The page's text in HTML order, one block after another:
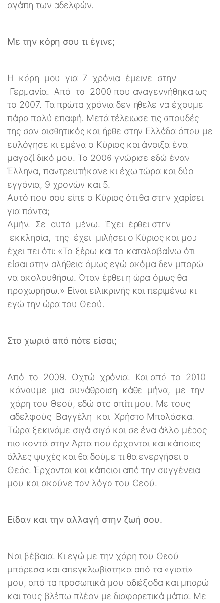
αγάπη των αδελφών.
Με την κόρη σου τι έγινε;
Η κόρη μου για 7 χρόνια έμεινε στην
Γερμανία. Από το 2000 που αναγεννήθηκα ως
το 2007. Τα πρώτα χρόνια δεν ήθελε να έχουμε
πάρα πολύ επαφή. Μετά τέλειωσε τις σπουδές
της σαν αισθητικός και ήρθε στην Ελλάδα όπου με
ευλόγησε κι εμένα ο Κύριος και άνοιξα ένα
μαγαζί δικό μου. Το 2006 γνώρισε εδώ έναν
Έλληνα, παντρευτήκανε κι έχω τώρα και δύο
εγγόνια, 9 χρονών και 5.
Αυτό που σου είπε ο Κύριος ότι θα στην χαρίσει
για πάντα;
Αμήν. Σε αυτό μένω. Έχει έρθει στην
εκκλησία, της έχει μιλήσει ο Κύριος και μου
έχει πει ότι: «Το ξέρω και το καταλαβαίνω ότι
είσαι στην αλήθεια όμως εγώ ακόμα δεν μπορώ
να ακολουθήσω. Όταν έρθει η ώρα όμως θα
προχωρήσω.» Είναι ειλικρινής και περιμένω κι
εγώ την ώρα του Θεού.
Στο χωριό από πότε είσαι;
Από το 2009. Οχτώ χρόνια. Και από το 2010
κάνουμε μια συνάθροιση κάθε μήνα, με την
χάρη του Θεού, εδώ στο σπίτι μου. Με τους
αδελφούς Βαγγέλη και Χρήστο Μπαλάσκα.
Τώρα ξεκινάμε σιγά σιγά και σε ένα άλλο μέρος
πιο κοντά στην Άρτα που έρχονται και κάποιες
άλλες ψυχές και θα δούμε τι θα ενεργήσει ο
Θεός. Έρχονται και κάποιοι από την συγγένεια
μου και ακούνε τον λόγο του Θεού.
Είδαν και την αλλαγή στην ζωή σου.
Ναι βέβαια. Κι εγώ με την χάρη του Θεού
μπόρεσα και απεγκλωβίστηκα από τα «γιατί»
μου, από τα προσωπικά μου αδιέξοδα και μπορώ
και τους βλέπω πλέον με διαφορετικά μάτια. Με